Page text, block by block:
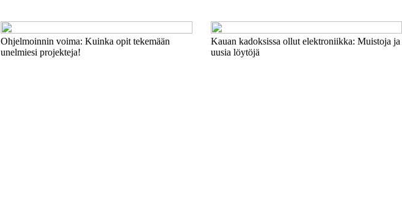
Ohjelmoinnin voima: Kuinka opit tekemään
unelmiesi projekteja!
Kauan kadoksissa ollut elektroniikka: Muistoja ja
uusia löytöjä